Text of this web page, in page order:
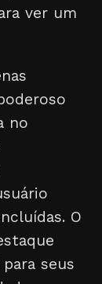
ver um
no
O
seus